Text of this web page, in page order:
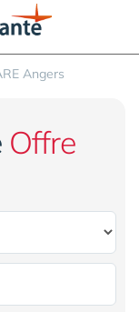
Angers
Offre